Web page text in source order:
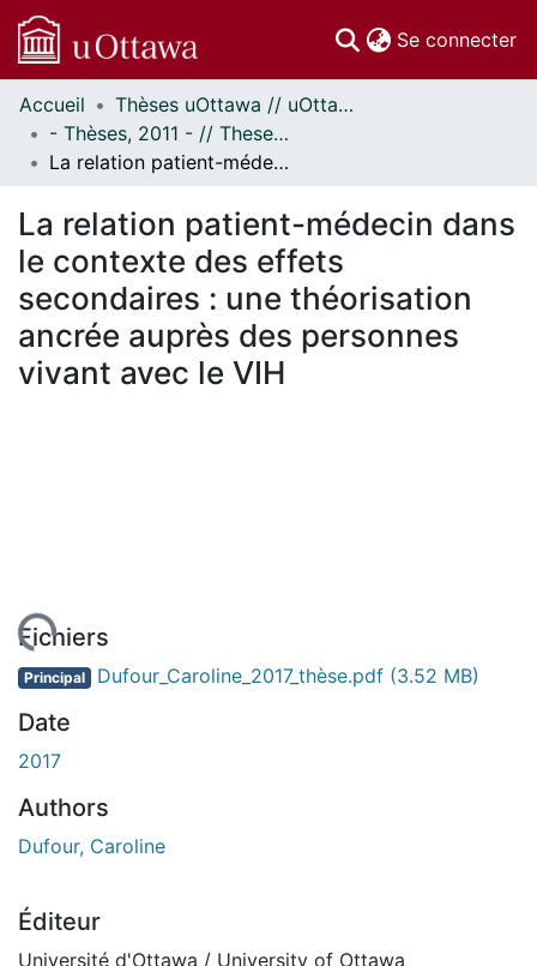
Se connecter
Communautés
et collections
Parcourir
À propos
Accueil
Thèses uOttawa // uOttawa Theses
- Thèses, 2011 - // Theses, 2011 -
La relation patient-médecin dans le contexte des effets secondaires : une théorisation ancrée auprès des personnes vivant avec le VIH
La relation patient-médecin dans
le contexte des effets
secondaires : une théorisation
ancrée auprès des personnes
vivant avec le VIH
Fichiers
Principal Dufour_Caroline_2017_thèse.pdf (3.52 MB)
Date
2017
Authors
Dufour, Caroline
Éditeur
Université d'Ottawa / University of Ottawa